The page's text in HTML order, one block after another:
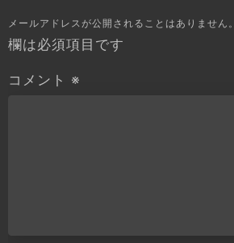
メールアドレスが公開されることはありません。
欄は必須項目です
コメント ※